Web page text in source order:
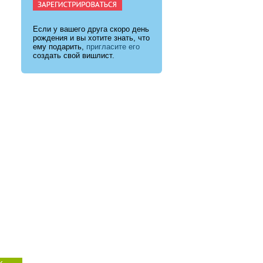
Если у вашего друга скоро день
рождения и вы хотите знать, что
ему подарить, пригласите его
создать свой вишлист.